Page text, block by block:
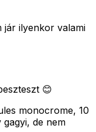
jár ilyenkor valami
😊
monocrome, 10
de nem